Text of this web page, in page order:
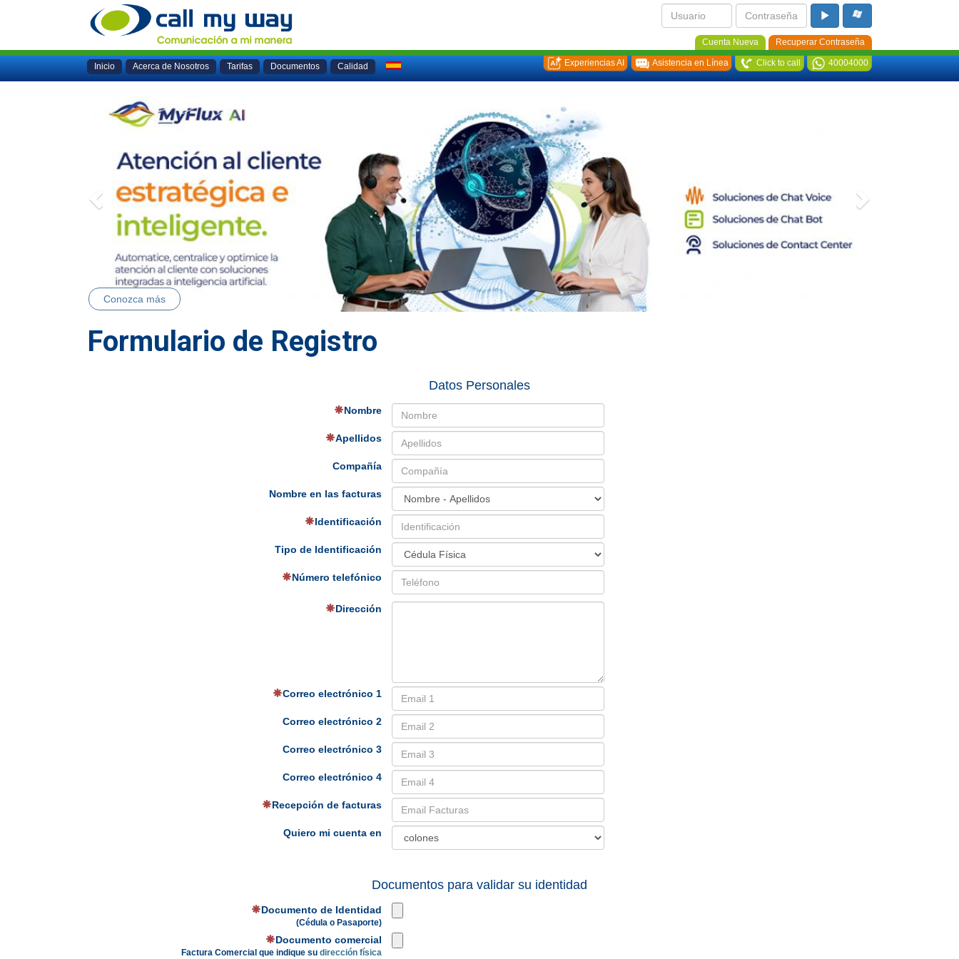
Cuenta Nueva Recuperar Contraseña
Inicio Acerca de Nosotros Tarifas Documentos Calidad Experiencias AI Asistencia en Línea Click to call 40004000
Conozca más
Formulario de Registro
Datos Personales
Nombre
Apellidos
Compañía
Nombre en las facturas
Identificación
Tipo de Identificación
Número telefónico
Dirección
Correo electrónico 1
Correo electrónico 2
Correo electrónico 3
Correo electrónico 4
Recepción de facturas
Quiero mi cuenta en
Documentos para validar su identidad
Documento de Identidad
(Cédula o Pasaporte)
Documento comercial
Factura Comercial que indique su dirección física